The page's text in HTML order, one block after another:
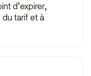
d’expirer,
tarif et à